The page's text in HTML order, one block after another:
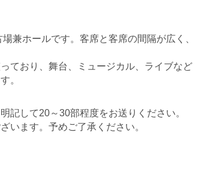
兼ホールです。客席と客席の間隔が広く、
ており、舞台、ミュージカル、ライブなど
。
記して20～30部程度をお送りください。
います。予めご了承ください。